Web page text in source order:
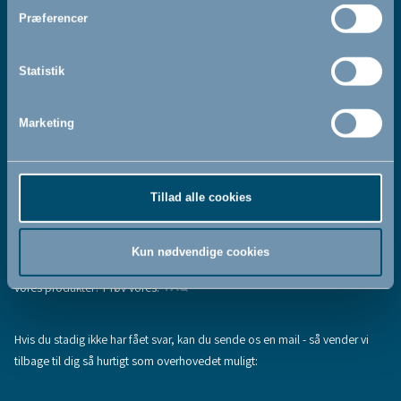
Præferencer
Statistik
Marketing
Tillad alle cookies
Kun nødvendige cookies
læst og accepteret vores
Cookiepolitik
Tilmeld
Fandt du ikke den information, du søgte, eller har du flere spørgsmål til
vores produkter? Prøv vores:FAQ
Hvis du stadig ikke har fået svar, kan du sende os en mail - så vender vi
tilbage til dig så hurtigt som overhovedet muligt: